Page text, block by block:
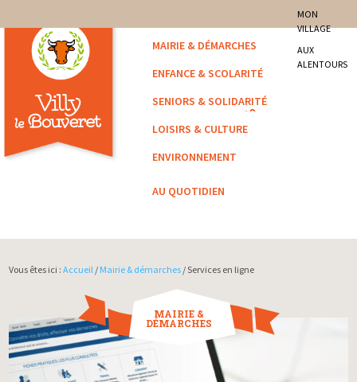
Villy-le-Bouveret
MON
VILLAGE
AUX
ALENTOURS
MAIRIE & DÉMARCHES
ENFANCE & SCOLARITÉ
SENIORS & SOLIDARITÉ
LOISIRS & CULTURE
ENVIRONNEMENT
AU QUOTIDIEN
Vous êtes ici :Accueil / Mairie & démarches / Services en ligne
MAIRIE &
DÉMARCHES